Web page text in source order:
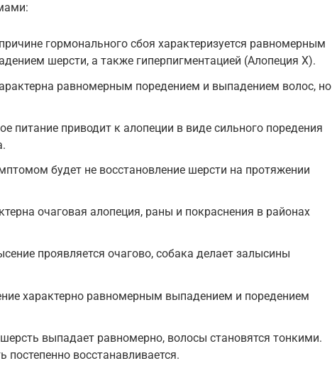
гормонального сбоя характеризуется равномерным
шерсти, а также гиперпигментацией (Алопеция Х).
равномерным поредением и выпадением волос, но
питание приводит к алопеции в виде сильного поредения
будет не восстановление шерсти на протяжении
очаговая алопеция, раны и покраснения в районах
проявляется очагово, собака делает залысины
характерно равномерным выпадением и поредением
выпадает равномерно, волосы становятся тонкими.
постепенно восстанавливается.